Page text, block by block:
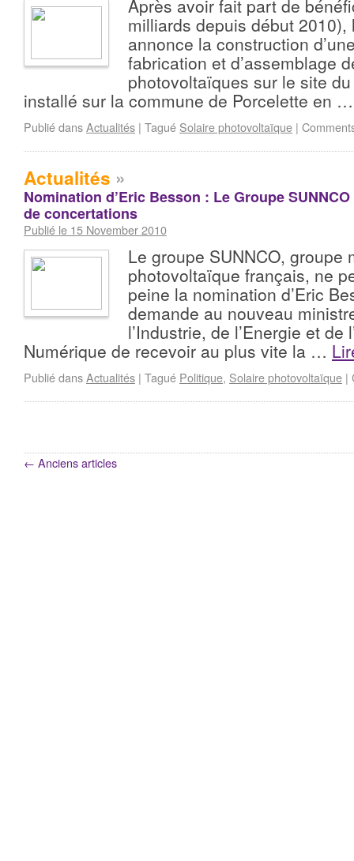
Après avoir fait part de
milliards depuis début 2010),
annonce la construction
fabrication et d’assemblage
photovoltaïques sur le site
installé sur la commune de Porcelette en
Publié dansActualités | Tagué Solaire photovoltaïque |
Actualités »
Nomination d’Eric Besson : Le Groupe
de concertations
Publié le 15 November 2010
Le groupe SUNNCO, groupe
photovoltaïque français, ne
peine la nomination d’Eric
demande au nouveau
l’Industrie, de l’Energie et de
Numérique de recevoir au plus vite la …
Publié dansActualités | Tagué Politique, Solaire photovoltaïque |
← Anciens articles